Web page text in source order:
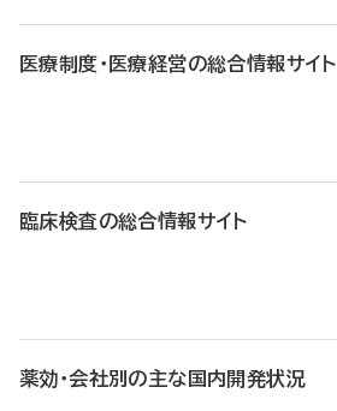
医療制度・医療経営の総合情報サイト
臨床検査の総合情報サイト
薬効・会社別の主な国内開発状況